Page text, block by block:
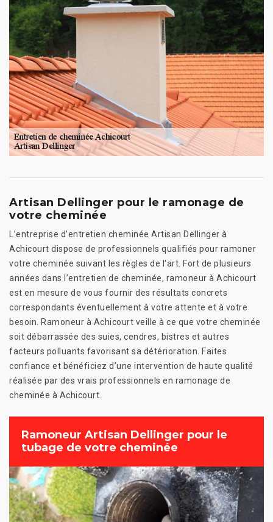
Artisan Dellinger pour le ramonage de
votre cheminée
L’entreprise d’entretien cheminée Artisan Dellinger à
Achicourt dispose de professionnels qualifiés pour ramoner
votre cheminée suivant les règles de l'art. Fort de plusieurs
années dans l’entretien de cheminée, ramoneur à Achicourt
est en mesure de vous fournir des résultats concrets
correspondants éventuellement à votre attente et à votre
besoin. Ramoneur à Achicourt veille à ce que votre cheminée
soit débarrassée des suies, cendres, bistres et autres
facteurs polluants favorisant sa détérioration. Faites
confiance et bénéficiez d’une intervention de haute qualité
réalisée par des vrais professionnels en ramonage de
cheminée à Achicourt.
Ramoneur Artisan Dellinger pour le
tubage de votre cheminée